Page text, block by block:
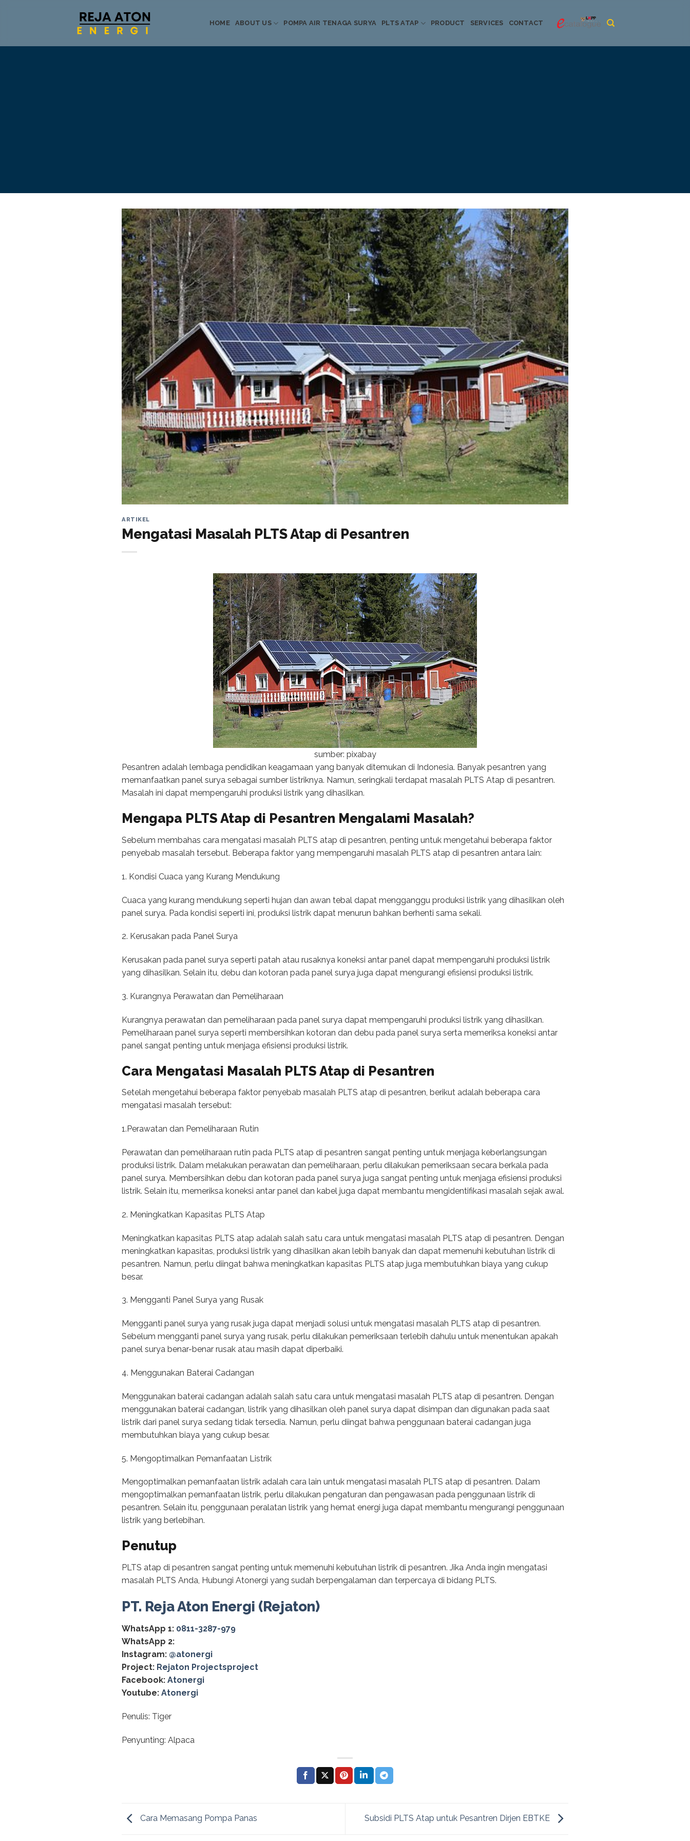
HOME ABOUT US POMPA AIR TENAGA SURYA PLTS ATAP PRODUCT SERVICES CONTACT
Informasi Terkini
ARTIKEL
Mengatasi Masalah PLTS Atap di Pesantren
sumber: pixabay
Pesantren adalah lembaga pendidikan keagamaan yang banyak ditemukan di Indonesia. Banyak pesantren yang
memanfaatkan panel surya sebagai sumber listriknya. Namun, seringkali terdapat masalah PLTS Atap di pesantren.
Masalah ini dapat mempengaruhi produksi listrik yang dihasilkan.
Mengapa PLTS Atap di Pesantren Mengalami Masalah?
Sebelum membahas cara mengatasi masalah PLTS atap di pesantren, penting untuk mengetahui beberapa faktor
penyebab masalah tersebut. Beberapa faktor yang mempengaruhi masalah PLTS atap di pesantren antara lain:
1. Kondisi Cuaca yang Kurang Mendukung
Cuaca yang kurang mendukung seperti hujan dan awan tebal dapat mengganggu produksi listrik yang dihasilkan oleh
panel surya. Pada kondisi seperti ini, produksi listrik dapat menurun bahkan berhenti sama sekali.
2. Kerusakan pada Panel Surya
Kerusakan pada panel surya seperti patah atau rusaknya koneksi antar panel dapat mempengaruhi produksi listrik
yang dihasilkan. Selain itu, debu dan kotoran pada panel surya juga dapat mengurangi efisiensi produksi listrik.
3. Kurangnya Perawatan dan Pemeliharaan
Kurangnya perawatan dan pemeliharaan pada panel surya dapat mempengaruhi produksi listrik yang dihasilkan.
Pemeliharaan panel surya seperti membersihkan kotoran dan debu pada panel surya serta memeriksa koneksi antar
panel sangat penting untuk menjaga efisiensi produksi listrik.
Cara Mengatasi Masalah PLTS Atap di Pesantren
Setelah mengetahui beberapa faktor penyebab masalah PLTS atap di pesantren, berikut adalah beberapa cara
mengatasi masalah tersebut:
1.Perawatan dan Pemeliharaan Rutin
Perawatan dan pemeliharaan rutin pada PLTS atap di pesantren sangat penting untuk menjaga keberlangsungan
produksi listrik. Dalam melakukan perawatan dan pemeliharaan, perlu dilakukan pemeriksaan secara berkala pada
panel surya. Membersihkan debu dan kotoran pada panel surya juga sangat penting untuk menjaga efisiensi produksi
listrik. Selain itu, memeriksa koneksi antar panel dan kabel juga dapat membantu mengidentifikasi masalah sejak awal.
2. Meningkatkan Kapasitas PLTS Atap
Meningkatkan kapasitas PLTS atap adalah salah satu cara untuk mengatasi masalah PLTS atap di pesantren. Dengan
meningkatkan kapasitas, produksi listrik yang dihasilkan akan lebih banyak dan dapat memenuhi kebutuhan listrik di
pesantren. Namun, perlu diingat bahwa meningkatkan kapasitas PLTS atap juga membutuhkan biaya yang cukup
besar.
3. Mengganti Panel Surya yang Rusak
Mengganti panel surya yang rusak juga dapat menjadi solusi untuk mengatasi masalah PLTS atap di pesantren.
Sebelum mengganti panel surya yang rusak, perlu dilakukan pemeriksaan terlebih dahulu untuk menentukan apakah
panel surya benar-benar rusak atau masih dapat diperbaiki.
4. Menggunakan Baterai Cadangan
Menggunakan baterai cadangan adalah salah satu cara untuk mengatasi masalah PLTS atap di pesantren. Dengan
menggunakan baterai cadangan, listrik yang dihasilkan oleh panel surya dapat disimpan dan digunakan pada saat
listrik dari panel surya sedang tidak tersedia. Namun, perlu diingat bahwa penggunaan baterai cadangan juga
membutuhkan biaya yang cukup besar.
5. Mengoptimalkan Pemanfaatan Listrik
Mengoptimalkan pemanfaatan listrik adalah cara lain untuk mengatasi masalah PLTS atap di pesantren. Dalam
mengoptimalkan pemanfaatan listrik, perlu dilakukan pengaturan dan pengawasan pada penggunaan listrik di
pesantren. Selain itu, penggunaan peralatan listrik yang hemat energi juga dapat membantu mengurangi penggunaan
listrik yang berlebihan.
Penutup
PLTS atap di pesantren sangat penting untuk memenuhi kebutuhan listrik di pesantren. Jika Anda ingin mengatasi
masalah PLTS Anda, Hubungi Atonergi yang sudah berpengalaman dan terpercaya di bidang PLTS.
PT. Reja Aton Energi (Rejaton)
WhatsApp 1: 0811-3287-979
WhatsApp 2:
Instagram: @‌atonergi
Project: Rejaton Projectsproject
Facebook: Atonergi
Youtube: Atonergi
Penulis: Tiger
Penyunting: Alpaca
Cara Memasang Pompa Panas Subsidi PLTS Atap untuk Pesantren Dirjen EBTKE